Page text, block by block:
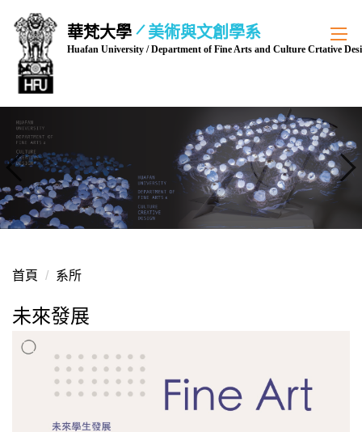
到
要
內
容
區
華梵大學 美術與文創學系
Huafan University / Department of Fine Arts and Culture Crtative
首頁 系所
未來發展